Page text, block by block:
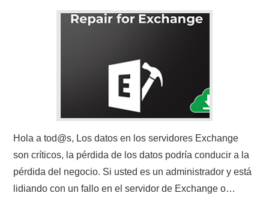
Hola a tod@s, Los datos en los servidores Exchange
son críticos, la pérdida de los datos podría conducir a la
pérdida del negocio. Si usted es un administrador y está
lidiando con un fallo en el servidor de Exchange o…